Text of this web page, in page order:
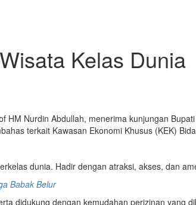
Kelas Dunia
HM Nurdin Abdullah, menerima kunjungan
terkait Kawasan Ekonomi Khusus (KEK)
dunia. Hadir dengan atraksi, akses, dan
Babak Belur
didukung dengan kemudahan perizinan yang